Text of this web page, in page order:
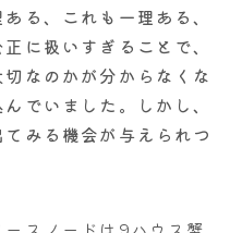
る、これも一理ある、
に扱いすぎることで、
なのかが分からなくな
でいました。しかし、
みる機会が与えられつ